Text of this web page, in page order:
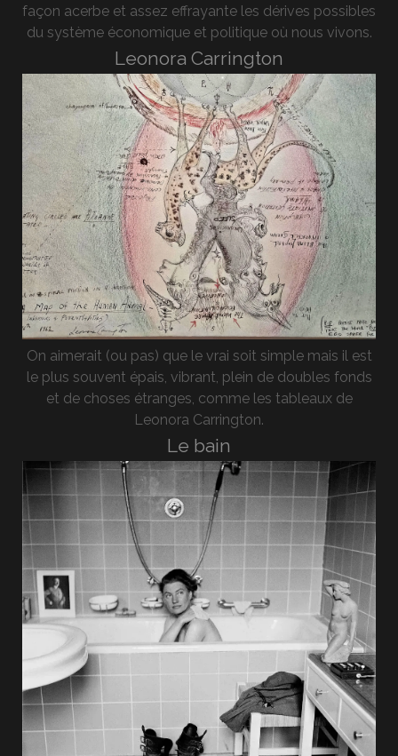
façon acerbe et assez effrayante les dérives possibles
du système économique et politique où nous vivons.
Leonora Carrington
On aimerait (ou pas) que le vrai soit simple mais il est
le plus souvent épais, vibrant, plein de doubles fonds
et de choses étranges, comme les tableaux de
Leonora Carrington.
Le bain